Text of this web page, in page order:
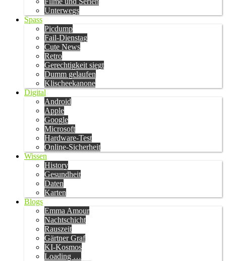
Unterwegs
Spass
Picdump
Fail-Dienstag
Cute News
Retro
Gerechtigkeit siegt
Dumm gelaufen
Klischeekanone
Digital
Android
Apple
Google
Microsoft
Hardware-Test
Online-Sicherheit
Wissen
History
Gesundheit
Daten
Karten
Blogs
Emma Amour
Nachtschicht
Rauszeit
Gärtner Graf
KI-Kosmos
Loading …